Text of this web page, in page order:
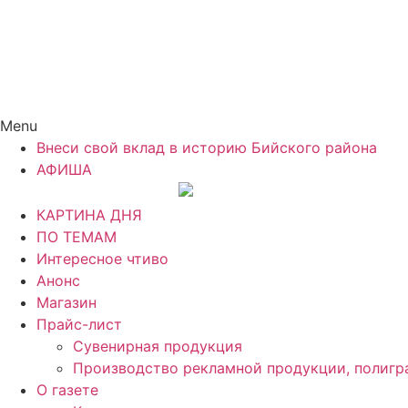
Menu
Внеси свой вклад в историю Бийского района
АФИША
КАРТИНА ДНЯ
ПО ТЕМАМ
Интересное чтиво
Анонс
Магазин
Прайс-лист
Сувенирная продукция
Производство рекламной продукции,
О газете